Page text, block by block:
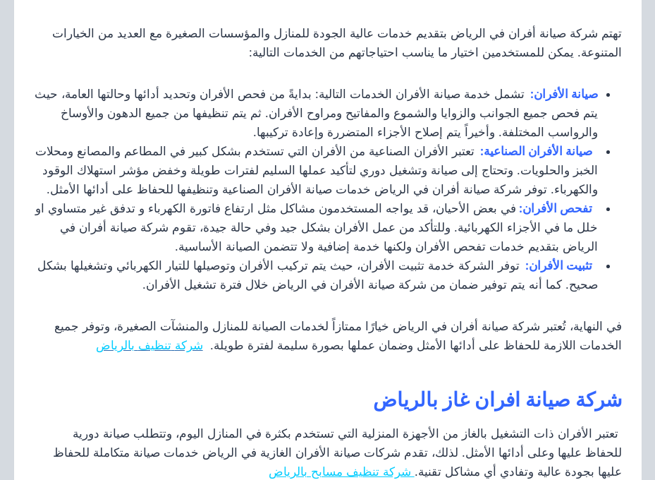
تهتم شركة صيانة أفران في الرياض بتقديم خدمات عالية الجودة للمنازل والمؤسسات الصغيرة مع العديد من الخيارات
المتنوعة. يمكن للمستخدمين اختيار ما يناسب احتياجاتهم من الخدمات التالية:
صيانة الأفران: تشمل خدمة صيانة الأفران الخدمات التالية: بدايةً من فحص الأفران وتحديد أدائها وحالتها العامة، حيث
يتم فحص جميع الجوانب والزوايا والشموع والمفاتيح ومراوح الأفران. ثم يتم تنظيفها من جميع الدهون والأوساخ
والرواسب المختلفة. وأخيراً يتم إصلاح الأجزاء المتضررة وإعادة تركيبها.
صيانة الأفران الصناعية: تعتبر الأفران الصناعية من الأفران التي تستخدم بشكل كبير في المطاعم والمصانع ومحلات
الخبز والحلويات. وتحتاج إلى صيانة وتشغيل دوري لتأكيد عملها السليم لفترات طويلة وخفض مؤشر استهلاك الوقود
والكهرباء. توفر شركة صيانة أفران في الرياض خدمات صيانة الأفران الصناعية وتنظيفها للحفاظ على أدائها الأمثل.
تفحص الأفران: في بعض الأحيان، قد يواجه المستخدمون مشاكل مثل ارتفاع فاتورة الكهرباء و تدفق غير متساوي او
خلل ما في الأجزاء الكهربائية. وللتأكد من عمل الأفران بشكل جيد وفي حالة جيدة، تقوم شركة صيانة أفران في
الرياض بتقديم خدمات تفحص الأفران ولكنها خدمة إضافية ولا تتضمن الصيانة الأساسية.
تثبيت الأفران: توفر الشركة خدمة تثبيت الأفران، حيث يتم تركيب الأفران وتوصيلها للتيار الكهربائي وتشغيلها بشكل
صحيح. كما أنه يتم توفير ضمان من شركة صيانة الأفران في الرياض خلال فترة تشغيل الأفران.
في النهاية، تُعتبر شركة صيانة أفران في الرياض خيارًا ممتازاً لخدمات الصيانة للمنازل والمنشآت الصغيرة، وتوفر جميع
الخدمات اللازمة للحفاظ على أدائها الأمثل وضمان عملها بصورة سليمة لفترة طويلة. شركة تنظيف بالرياض
شركة صيانة افران غاز بالرياض
تعتبر الأفران ذات التشغيل بالغاز من الأجهزة المنزلية التي تستخدم بكثرة في المنازل اليوم، وتتطلب صيانة دورية
للحفاظ عليها وعلى أدائها الأمثل. لذلك، تقدم شركات صيانة الأفران الغازية في الرياض خدمات صيانة متكاملة للحفاظ
عليها بجودة عالية وتفادي أي مشاكل تقنية. شركة تنظيف مسابح بالرياض